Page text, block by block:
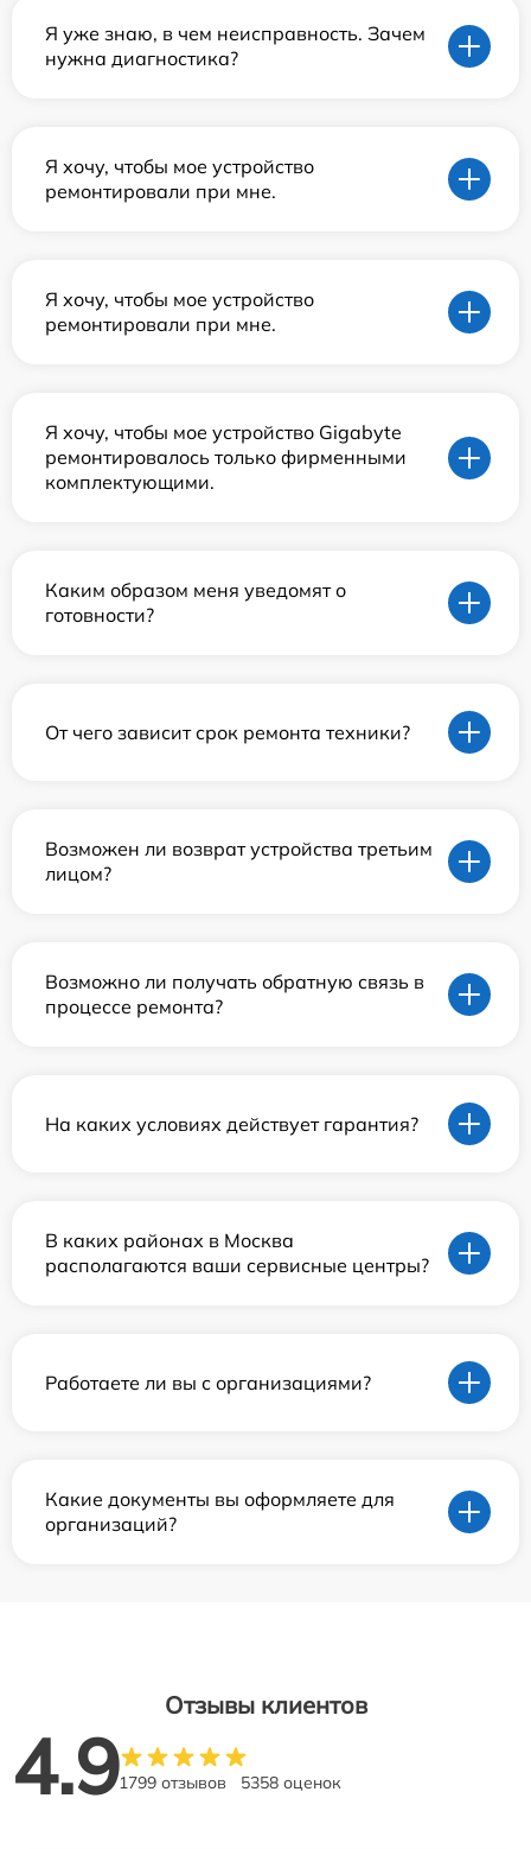
Я уже знаю, в чем неисправность. Зачем
нужна диагностика?
Я хочу, чтобы мое устройство
ремонтировали при мне.
Я хочу, чтобы мое устройство
ремонтировали при мне.
Я хочу, чтобы мое устройство Gigabyte
ремонтировалось только фирменными
комплектующими.
Каким образом меня уведомят о
готовности?
От чего зависит срок ремонта техники?
Возможен ли возврат устройства третьим
лицом?
Возможно ли получать обратную связь в
процессе ремонта?
На каких условиях действует гарантия?
В каких районах в Москва
располагаются ваши сервисные центры?
Работаете ли вы с организациями?
Какие документы вы оформляете для
организаций?
Отзывы клиентов
4.91799 отзывов 5358 оценок